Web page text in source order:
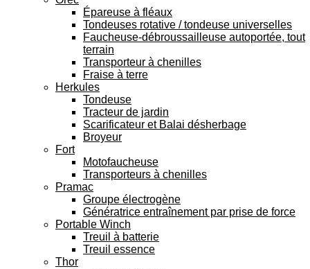
Épareuse à fléaux
Tondeuses rotative / tondeuse universelles
Faucheuse-débroussailleuse autoportée, tout
terrain
Transporteur à chenilles
Fraise à terre
Herkules
Tondeuse
Tracteur de jardin
Scarificateur et Balai désherbage
Broyeur
Fort
Motofaucheuse
Transporteurs à chenilles
Pramac
Groupe électrogène
Génératrice entraînement par prise de force
Portable Winch
Treuil à batterie
Treuil essence
Thor